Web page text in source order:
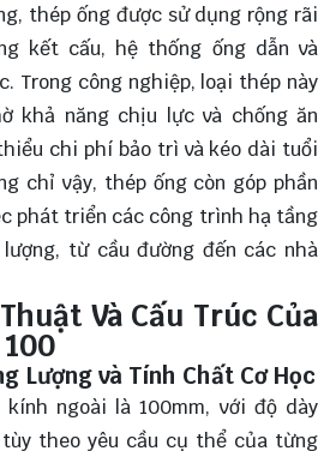
thép ống được sử dụng rộng rãi
kết cấu, hệ thống ống dẫn và
Trong công nghiệp, loại thép này
khả năng chịu lực và chống ăn
chi phí bảo trì và kéo dài tuổi
chỉ vậy, thép ống còn góp phần
phát triển các công trình hạ tầng
từ cầu đường đến các nhà
Và Cấu Trúc Của
Lượng và Tính Chất Cơ Học
kính ngoài là 100mm, với độ dày
theo yêu cầu cụ thể của từng